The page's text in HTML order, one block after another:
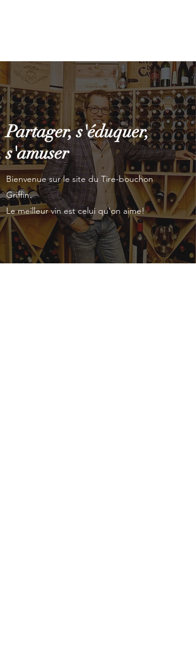
Partager, s'éduquer,
s'amuser
Bienvenue sur le site du Tire-bouchon
Griffin.
Le meilleur vin est celui qu'on aime!